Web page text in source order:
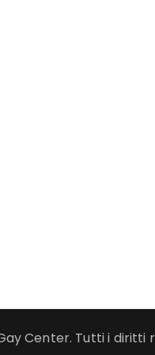
Center. Tutti i diritti